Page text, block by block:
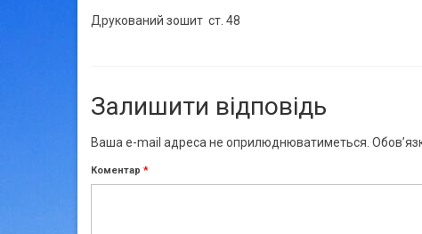
Друкований зошит ст. 48
Залишити відповідь
Ваша e-mail адреса не оприлюднюватиметься.
Коментар *